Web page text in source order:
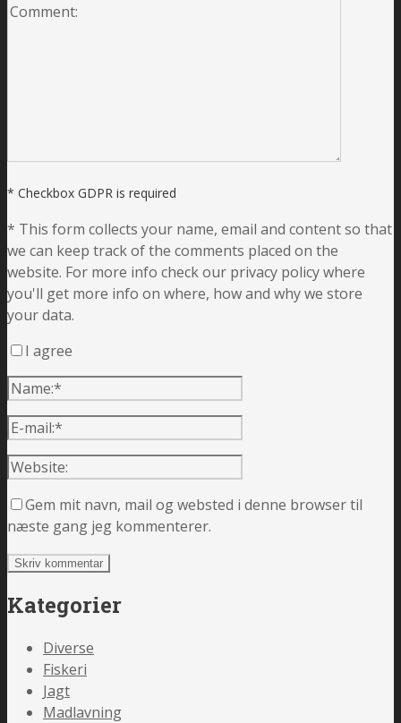
* Checkbox GDPR is required
* This form collects your name, email and content so that
we can keep track of the comments placed on the
website. For more info check our privacy policy where
you'll get more info on where, how and why we store
your data.
I agree
Gem mit navn, mail og websted i denne browser til
næste gang jeg kommenterer.
Kategorier
Diverse
Fiskeri
Jagt
Madlavning